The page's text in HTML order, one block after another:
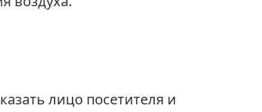
лицо посетителя и